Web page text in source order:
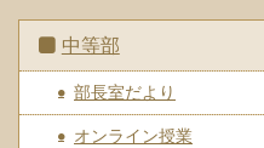
中等部
部長室だより
オンライン授業